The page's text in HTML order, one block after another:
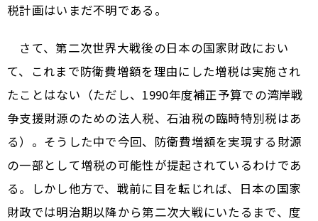
税計画はいまだ不明である。
さて、第二次世界大戦後の日本の国家財政におい
て、これまで防衛費増額を理由にした増税は実施され
たことはない（ただし、1990年度補正予算での湾岸戦
争支援財源のための法人税、石油税の臨時特別税はあ
る）。そうした中で今回、防衛費増額を実現する財源
の一部として増税の可能性が提起されているわけであ
る。しかし他方で、戦前に目を転じれば、日本の国家
財政では明治期以降から第二次大戦にいたるまで、度